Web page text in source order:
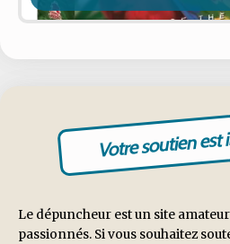
Votre soutien
Le dépuncheur est un site
passionnés. Si vous souhaitez